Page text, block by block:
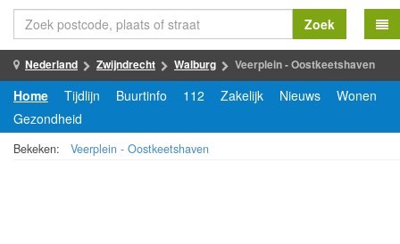
Zoek
Nederland Zwijndrecht Walburg Veerplein - Oostkeetshaven
Home Tijdlijn Buurtinfo 112 Zakelijk Nieuws
Wonen
Gezondheid
Bekeken: Veerplein - Oostkeetshaven